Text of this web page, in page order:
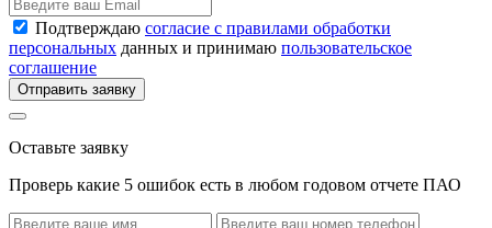
Подтверждаю согласие с правилами обработки
персональных данных и принимаю пользовательское
соглашение
Отправить заявку
Оставьте заявку
Проверь какие 5 ошибок есть в любом годовом отчете ПАО